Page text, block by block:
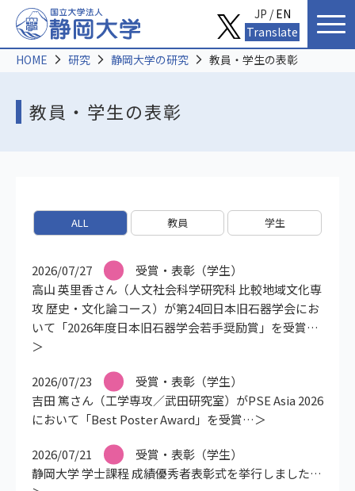
教員・学生の表彰
HOME 研究 静岡大学の研究 教員・学生の表彰
ALL 教員 学生
2026/07/27
受賞・表彰（学生）
高山 英里香さん（人文社会科学研究科 比較地域文化専
攻 歴史・文化論コース）が第24回日本旧石器学会にお
いて「2026年度日本旧石器学会若手奨励賞」を受賞
2026/07/23
受賞・表彰（学生）
吉田 篤さん（工学専攻／武田研究室）がPSE Asia 2026
において「Best Poster Award」を受賞
2026/07/21
受賞・表彰（学生）
静岡大学 学士課程 成績優秀者表彰式を挙行しました
JP /EN
Translate